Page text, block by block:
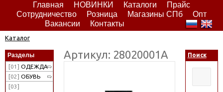
Главная НОВИНКИ Каталоги
Прайс
Сотрудничество
Розница Магазины СПб
Опт
Вакансии
Контакты
Каталог
Разделы
[01] ОДЕЖДА
[02] ОБУВЬ
[03]
Артикул: 28020001А Поиск